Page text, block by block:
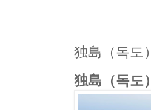
独島（독도）
独島（독도）